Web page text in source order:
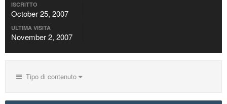
ISCRITTO
October 25, 2007
ULTIMA VISITA
November 2, 2007
Tipo di contenuto